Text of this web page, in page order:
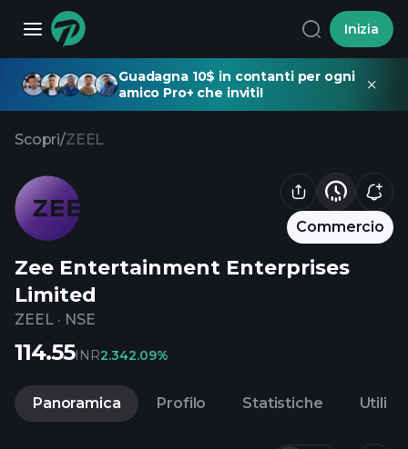
Inizia
Guadagna 10$ in contanti per ogni
amico Pro+ che inviti!
Scopri/ZEEL
Commercio
Zee Entertainment Enterprises
Limited
ZEEL · NSE
114.55INR2.342.09%
Panoramica Profilo Statistiche Utili